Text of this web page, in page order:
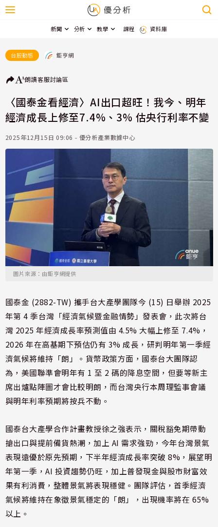
新聞 分析 教學 課程 資料庫
台股動態 鉅亨網
朗讀客服討論區
〈國泰金看經濟〉AI出口超旺！我今、明年
經濟成長上修至7.4%、3% 估央行利率不變
2025年12月15日 09:06 - 優分析產業數據中心
圖片來源：由鉅亨網提供
國泰金 (2882-TW) 攜手台大產學團隊今 (15) 日舉辦 2025
年第 4 季台灣「經濟氣候暨金融情勢」發表會，此次將台
灣 2025 年經濟成長率預測值由 4.5% 大幅上修至 7.4%，
2026 年在高基期下預估仍有 3% 成長，研判明年第一季經
濟氣候將維持「朗」。貨幣政策方面，國泰台大團隊認
為，美國聯準會明年有 1 至 2 碼的降息空間，但要等新主
席出爐點陣圖才會比較明朗，而台灣央行本周理監事會議
與明年利率預期將按兵不動。
國泰台大產學合作計畫教授徐之強表示，關稅豁免期帶動
搶出口與提前備貨熱潮，加上 AI 需求強勁，今年台灣景氣
表現遠優於原先預期，下半年經濟成長率突破 8%，展望明
年第一季，AI 投資趨勢仍旺，加上普發現金與股市財富效
果有利消費，整體景氣將表現穩健。團隊評估，首季經濟
氣候將維持在象徵景氣穩定的「朗」，出現機率將在 65%
以上。